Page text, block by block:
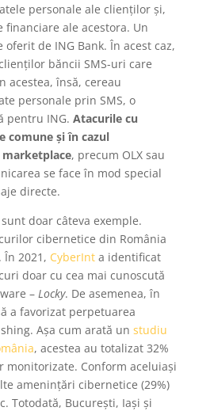
personale ale clienților și,
ale acestora. Un
de ING Bank. În acest caz,
băncii SMS-uri care
acestea, însă, cereau
personale prin SMS, o
pentru ING. Atacurile cu
comune și în cazul
, precum OLX sau
se face în mod special
directe.
doar câteva exemple.
cibernetice din România
2021, CyberInta identificat
doar cu cea mai cunoscută
– Locky. De asemenea, în
a favorizat perpetuarea
Așa cum arată un studiu
, acestea au totalizat 32%
Conform aceluiași
amenințări cibernetice (29%)
Totodată, București, Iași și